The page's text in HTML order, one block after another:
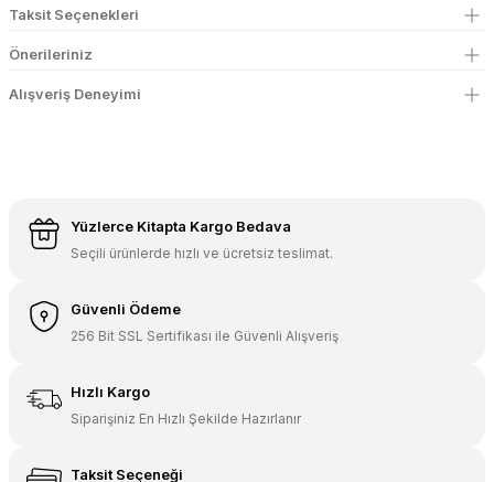
Taksit Seçenekleri
Önerileriniz
Alışveriş Deneyimi
Yüzlerce Kitapta Kargo Bedava
Seçili ürünlerde hızlı ve ücretsiz teslimat.
Güvenli Ödeme
256 Bit SSL Sertifikası ile Güvenli Alışveriş
Hızlı Kargo
Siparişiniz En Hızlı Şekilde Hazırlanır
Taksit Seçeneği